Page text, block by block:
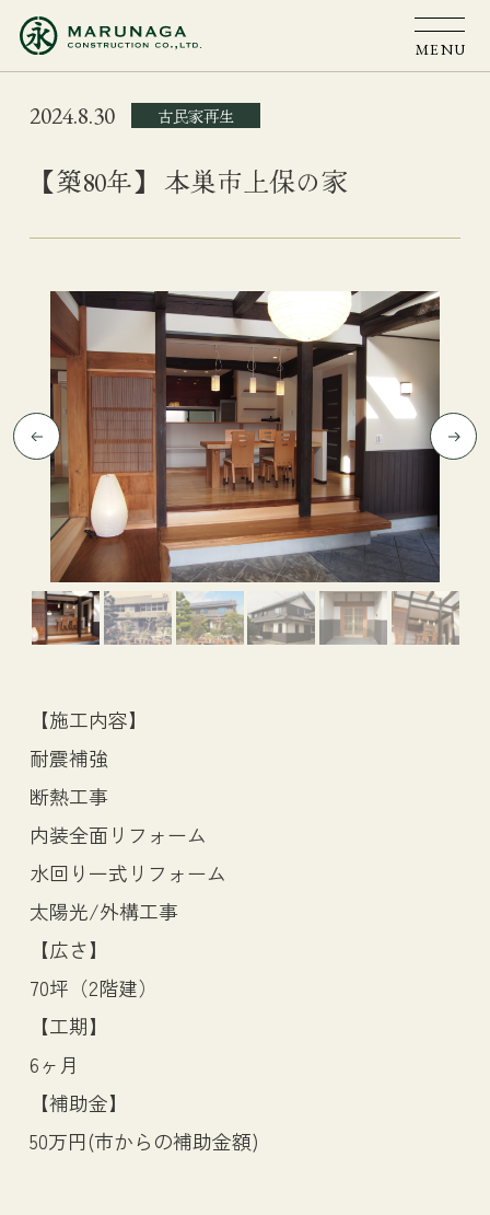
MENU
2024.8.30 古民家再生
【築80年】 本巣市上保の家
【施工内容】
耐震補強
断熱工事
内装全面リフォーム
水回り一式リフォーム
太陽光/外構工事
【広さ】
70坪（2階建）
【工期】
6ヶ月
【補助金】
50万円(市からの補助金額)